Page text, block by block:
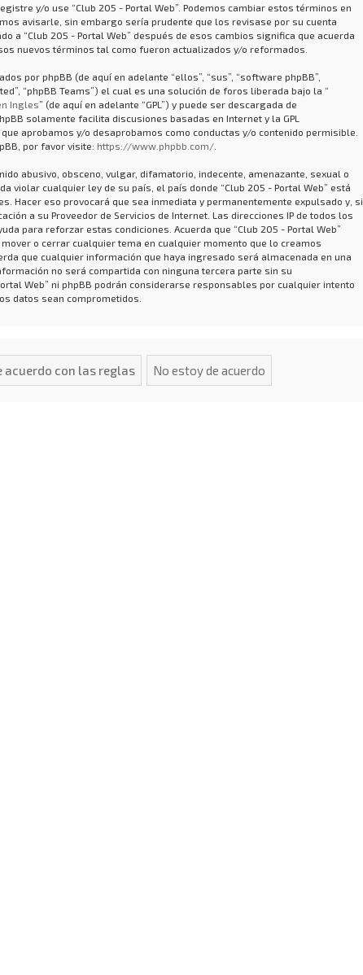
y/o use “Club 205 - Portal Web”. Podemos cambiar estos términos en
avisarle, sin embargo sería prudente que los revisase por su cuenta
a “Club 205 - Portal Web” después de esos cambios significa que acuerda
nuevos términos tal como fueron actualizados y/o reformados.
por phpBB (de aquí en adelante “ellos”, “sus”, “software phpBB”,
“phpBB Teams”) el cual es una solución de foros liberada bajo la “
Ingles” (de aquí en adelante “GPL”) y puede ser descargada de
solamente facilita discusiones basadas en Internet y la GPL
aprobamos y/o desaprobamos como conductas y/o contenido permisible.
por favor visite: https://www.phpbb.com/.
abusivo, obsceno, vulgar, difamatorio, indecente, amenazante, sexual o
violar cualquier ley de su país, el país donde “Club 205 - Portal Web” está
Hacer eso provocará que sea inmediata y permanentemente expulsado y, si
a su Proveedor de Servicios de Internet. Las direcciones IP de todos los
para reforzar estas condiciones. Acuerda que “Club 205 - Portal Web”
o cerrar cualquier tema en cualquier momento que lo creamos
que cualquier información que haya ingresado será almacenada en una
no será compartida con ninguna tercera parte sin su
Web” ni phpBB podrán considerarse responsables por cualquier intento
datos sean comprometidos.